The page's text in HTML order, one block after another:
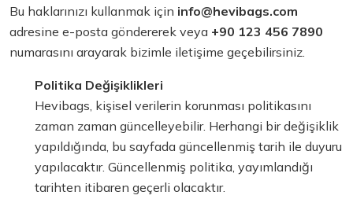
Bu haklarınızı kullanmak için info@hevibags.com
adresine e-posta göndererek veya +90 123 456 7890
numarasını arayarak bizimle iletişime geçebilirsiniz.
Politika Değişiklikleri
Hevibags, kişisel verilerin korunması politikasını
zaman zaman güncelleyebilir. Herhangi bir değişiklik
yapıldığında, bu sayfada güncellenmiş tarih ile duyuru
yapılacaktır. Güncellenmiş politika, yayımlandığı
tarihten itibaren geçerli olacaktır.